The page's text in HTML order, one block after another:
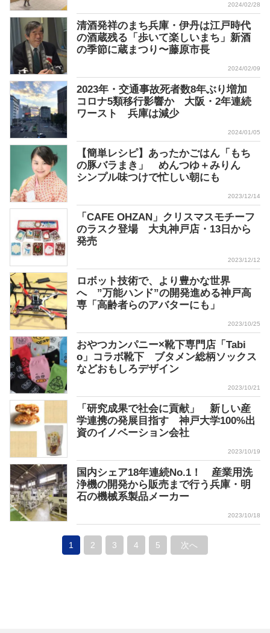
2024/02/28
清酒発祥のまち兵庫・伊丹は江戸時代
の酒蔵残る「歩いて楽しいまち」新酒
の季節に蔵まつり〜藤原市長
2024/02/09
2023年・交通事故死者数8年ぶり増加
コロナ5類移行影響か 大阪・2年連続
ワースト 兵庫は減少
2024/01/05
【簡単レシピ】あったかごはん「もち
の豚バラまき」 めんつゆ＋みりん
シンプル味つけで忙しい朝にも
2023/12/14
「CAFE OHZAN」クリスマスモチーフ
のラスク登場 大丸神戸店・13日から
発売
2023/12/12
ロボット技術で、より豊かな世界
へ ”万能ハンド”の開発進める神戸高
専「高齢者らのアバターにも」
2023/10/25
おやつカンパニー×靴下専門店「Tabi
o」コラボ靴下 ブタメン総柄ソックス
などおもしろデザイン
2023/10/21
「研究成果で社会に貢献」 新しい産
学連携の発展目指す 神戸大学100%出
資のイノベーション会社
2023/10/19
国内シェア18年連続No.1！ 産業用洗
浄機の開発から販売まで行う兵庫・明
石の機械系製品メーカー
2023/10/18
1 2 3 4 5 次へ